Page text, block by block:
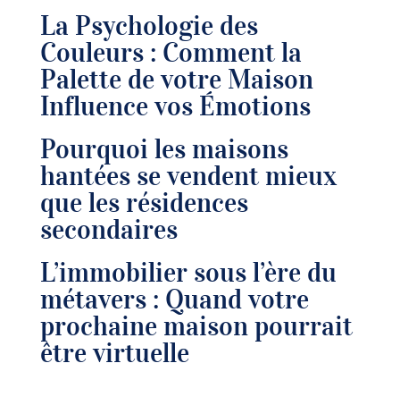
La Psychologie des
Couleurs : Comment la
Palette de votre Maison
Influence vos Émotions
Pourquoi les maisons
hantées se vendent mieux
que les résidences
secondaires
L’immobilier sous l’ère du
métavers : Quand votre
prochaine maison pourrait
être virtuelle